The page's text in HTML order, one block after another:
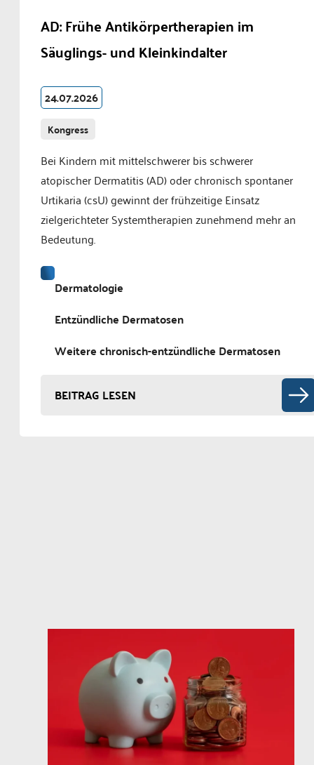
AD: Frühe Antikörpertherapien im
Säuglings- und Kleinkindalter
24.07.2026
Kongress
Bei Kindern mit mittelschwerer bis schwerer
atopischer Dermatitis (AD) oder chronisch spontaner
Urtikaria (csU) gewinnt der frühzeitige Einsatz
zielgerichteter Systemtherapien zunehmend mehr an
Bedeutung.
Dermatologie
Entzündliche Dermatosen
Weitere chronisch-entzündliche Dermatosen
BEITRAG LESEN